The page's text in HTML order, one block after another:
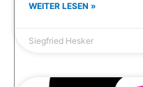
WEITER LESEN »
Siegfried Hesker